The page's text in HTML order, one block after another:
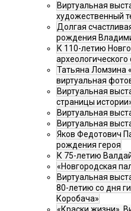
Виртуальная
художественный
Долгая
рождения
К 110-летию
Татьяна Ломзина
виртуальная
Виртуальная
страницы
Виртуальная
Виртуальная
Яков Федотович
рождения героя
К 75-летию
«Новгородская
Виртуальная
80-летию со дня
Коробача»